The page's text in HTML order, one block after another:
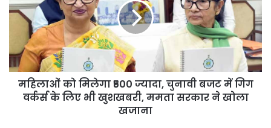
नेटवर्क
₹500
ज्यादा,
में
गिग
वर्कर्समहिलाओं को मिलेगा ₹500 ज्यादा, चुनावी बजट में गिग
वर्कर्स के लिए भी खुशखबरी, ममता सरकार ने खोला
खजाना